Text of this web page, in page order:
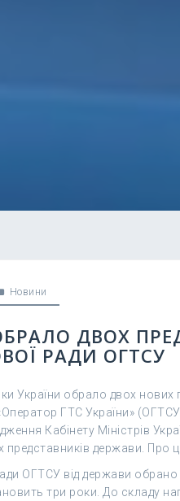
Новини
ДВОХ
РАДИ ОГТСУ
України обрало двох
ГТС України»
Кабінету Міністрів
держави. Про
ОГТСУ від держави обрано
три роки. До складу